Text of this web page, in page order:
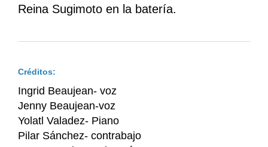
Reina Sugimoto en la batería.
Créditos:
Ingrid Beaujean- voz
Jenny Beaujean-voz
Yolatl Valadez- Piano
Pilar Sánchez- contrabajo